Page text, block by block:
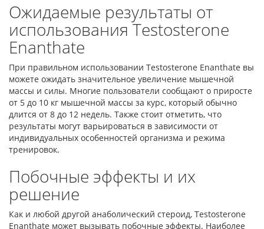
Ожидаемые результаты от
использования Testosterone
Enanthate
При правильном использовании Testosterone Enanthate вы
можете ожидать значительное увеличение мышечной
массы и силы. Многие пользователи сообщают о приросте
от 5 до 10 кг мышечной массы за курс, который обычно
длится от 8 до 12 недель. Также стоит отметить, что
результаты могут варьироваться в зависимости от
индивидуальных особенностей организма и режима
тренировок.
Побочные эффекты и их
решение
Как и любой другой анаболический стероид, Testosterone
Enanthate может вызывать побочные эффекты. Наиболее